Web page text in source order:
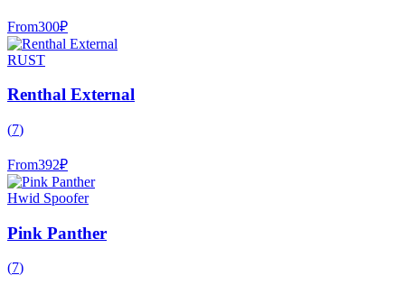
From300₽
RUST
Renthal External
(7)
From392₽
Hwid Spoofer
Pink Panther
(7)